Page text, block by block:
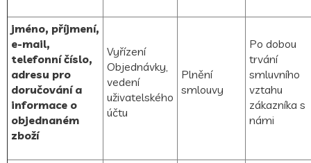
jméno, příjmení,
e-mail,
telefonní číslo,
adresu pro
doručování a
informace o
objednaném
zboží
Vyřízení
Objednávky,
vedení
uživatelského
účtu
Plnění
smlouvy
Po dobou
trvání
smluvního
vztahu
zákazníka s
námi